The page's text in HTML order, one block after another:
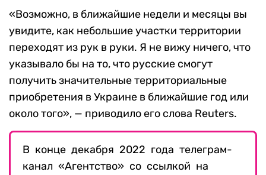
«Возможно, в ближайшие недели и месяцы вы
увидите, как небольшие участки территории
переходят из рук в руки. Я не вижу ничего, что
указывало бы на то, что русские смогут
получить значительные территориальные
приобретения в Украине в ближайшие год или
около того», — приводило его слова Reuters.
В конце декабря 2022 года телеграм-
канал «Агентство» со ссылкой на